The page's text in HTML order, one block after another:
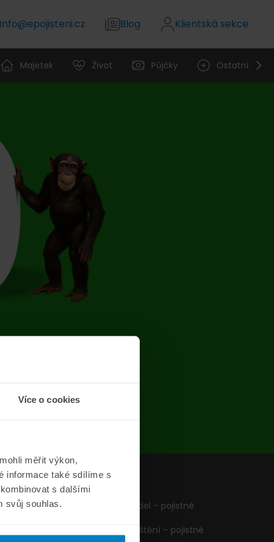
Více o cookies
měřit výkon,
informace také sdílíme s
s dalšími
svůj souhlas.
info@epojisteni.cz Blog Klientská sekce
Majetek Život Půjčky Ostatní
Formuláře
Pojištění vozidel – pojistné
Cestovní pojištění – pojistné